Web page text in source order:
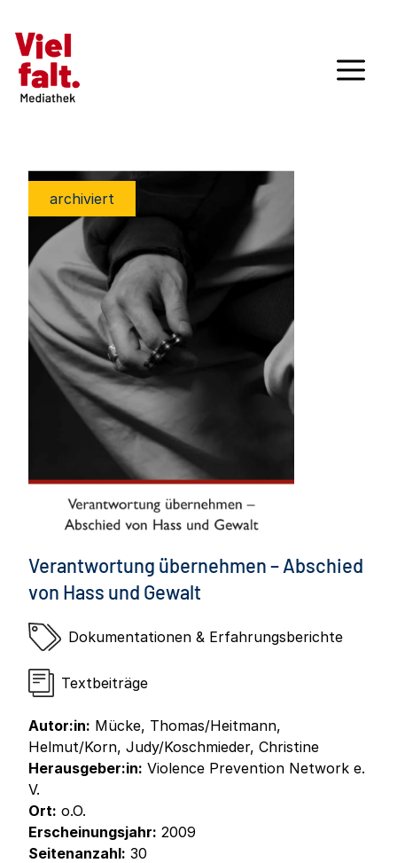
archiviert
Verantwortung übernehmen – Abschied
von Hass und Gewalt
Dokumentationen & Erfahrungsberichte
Textbeiträge
Autor:in: Mücke, Thomas/Heitmann,
Helmut/Korn, Judy/Koschmieder, Christine
Herausgeber:in: Violence Prevention Network e.
V.
Ort: o.O.
Erscheinungsjahr: 2009
Seitenanzahl: 30